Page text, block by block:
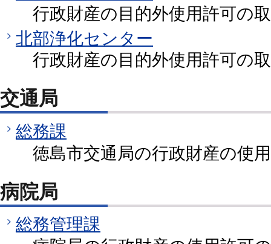
行政財産の目的外使用許可の
北部浄化センター
行政財産の目的外使用許可の
交通局
総務課
徳島市交通局の行政財産の使
病院局
総務管理課